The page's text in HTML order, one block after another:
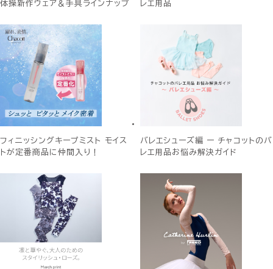
体操新作ウェア＆手具ラインナップ レエ用品
フィニッシングキープミスト モイス
トが定番商品に仲間入り！
バレエシューズ編 ー チャコットのバ
レエ用品お悩み解決ガイド